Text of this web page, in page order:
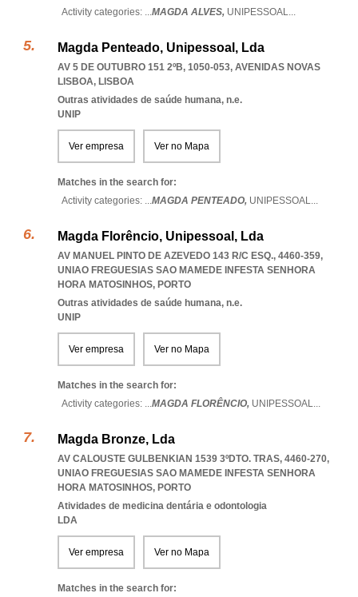
Activity categories: ...MAGDA ALVES, UNIPESSOAL...
Magda Penteado, Unipessoal, Lda
AV 5 DE OUTUBRO 151 2ºB, 1050-053, AVENIDAS NOVAS
LISBOA, LISBOA
Outras atividades de saúde humana, n.e.
UNIP
Ver empresa Ver no Mapa
Matches in the search for:
Activity categories: ...MAGDA PENTEADO, UNIPESSOAL...
Magda Florêncio, Unipessoal, Lda
AV MANUEL PINTO DE AZEVEDO 143 R/C ESQ., 4460-359,
UNIAO FREGUESIAS SAO MAMEDE INFESTA SENHORA
HORA MATOSINHOS, PORTO
Outras atividades de saúde humana, n.e.
UNIP
Ver empresa Ver no Mapa
Matches in the search for:
Activity categories: ...MAGDA FLORÊNCIO, UNIPESSOAL...
Magda Bronze, Lda
AV CALOUSTE GULBENKIAN 1539 3ºDTO. TRAS, 4460-270,
UNIAO FREGUESIAS SAO MAMEDE INFESTA SENHORA
HORA MATOSINHOS, PORTO
Atividades de medicina dentária e odontologia
LDA
Ver empresa Ver no Mapa
Matches in the search for: